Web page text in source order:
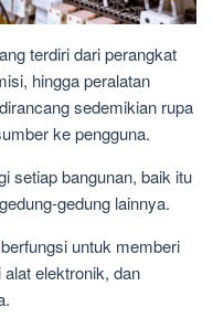
terdiri dari perangkat
hingga peralatan
sedemikian rupa
ke pengguna.
setiap bangunan, baik itu
gedung lainnya.
berfungsi untuk memberi
elektronik, dan